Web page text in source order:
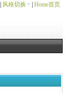
风格切换 Home首页